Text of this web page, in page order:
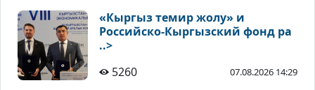
«Кыргыз темир жолу» и
Российско-Кыргызский фонд ра
..>
5260
07.08.2026 14:29